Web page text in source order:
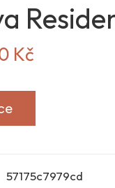
Kč
57175c7979cd